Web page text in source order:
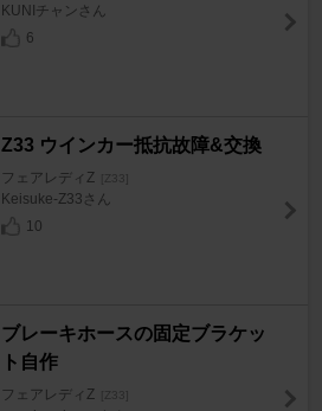
KUNIチャンさん
6
Z33 ウインカー抵抗故障&交換
フェアレディZ [Z33]
Keisuke-Z33さん
10
ブレーキホースの固定ブラケッ
ト自作
フェアレディZ [Z33]